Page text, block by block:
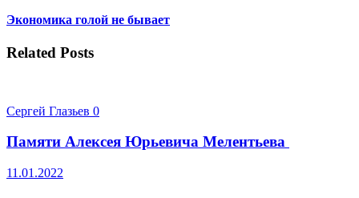
Экономика голой не бывает
Related Posts
Сергей Глазьев 0
Памяти Алексея Юрьевича Мелентьева
11.01.2022